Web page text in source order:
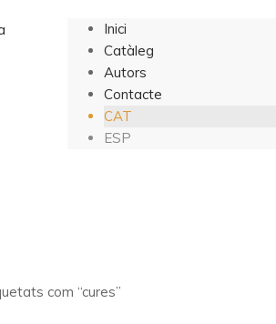
Inici
Catàleg
Autors
Contacte
CAT
ESP
com “cures”